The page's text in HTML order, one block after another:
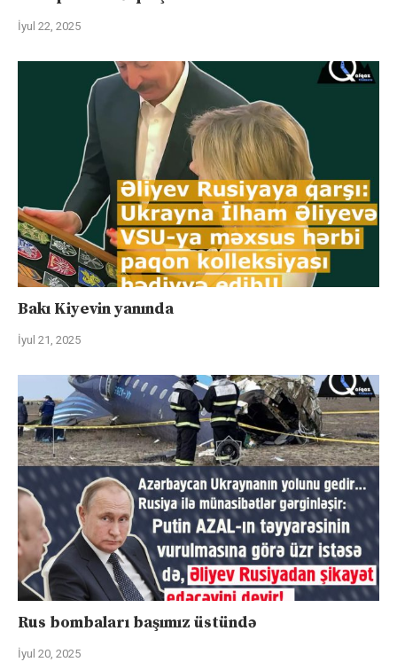
İyul 22, 2025
Bakı Kiyevin yanında
İyul 21, 2025
Rus bombaları başımız üstündə
İyul 20, 2025